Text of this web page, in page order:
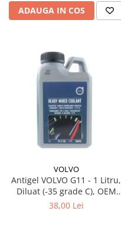
ADAUGA IN COS
VOLVO
Antigel VOLVO G11 - 1 Litru,
Diluat (-35 grade C), OEM
(Culoare Verde)
38,00 Lei